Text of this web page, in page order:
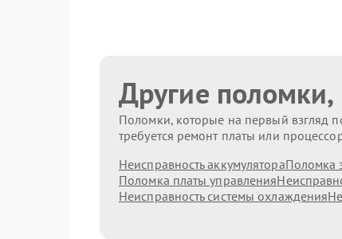
Другие
Поломки, которые на первый взгляд
требуется ремонт платы или
Неисправность аккумулятораПоломка
Поломка платы управления
Неисправность системы охлаждения